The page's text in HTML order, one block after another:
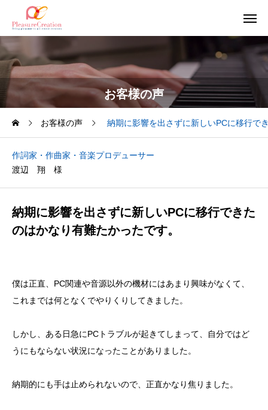
お客様の声
お客様の声 納期に影響を出さずに新しいPCに移行で
作詞家・作曲家・音楽プロデューサー
渡辺 翔 様
納期に影響を出さずに新しいPCに移行できた
のはかなり有難たかったです。
僕は正直、PC関連や音源以外の機材にはあまり興味がなくて、
これまでは何となくでやりくりしてきました。
しかし、ある日急にPCトラブルが起きてしまって、自分ではど
うにもならない状況になったことがありました。
納期的にも手は止められないので、正直かなり焦りました。